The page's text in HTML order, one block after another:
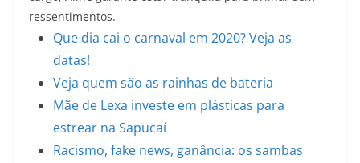
ressentimentos.
Que dia cai o carnaval em 2020? Veja as
datas!
Veja quem são as rainhas de bateria
Mãe de Lexa investe em plásticas para
estrear na Sapucaí
Racismo, fake news, ganância: os sambas